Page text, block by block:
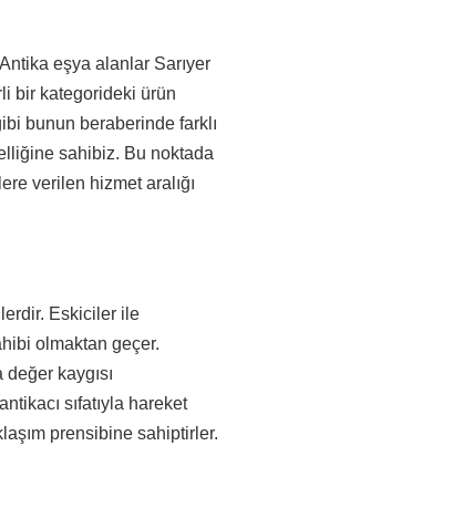
eşya alanlar Sarıyer
bir kategorideki ürün
bunun beraberinde farklı
sahibiz. Bu noktada
verilen hizmet aralığı
Eskiciler ile
olmaktan geçer.
kaygısı
sıfatıyla hareket
prensibine sahiptirler.